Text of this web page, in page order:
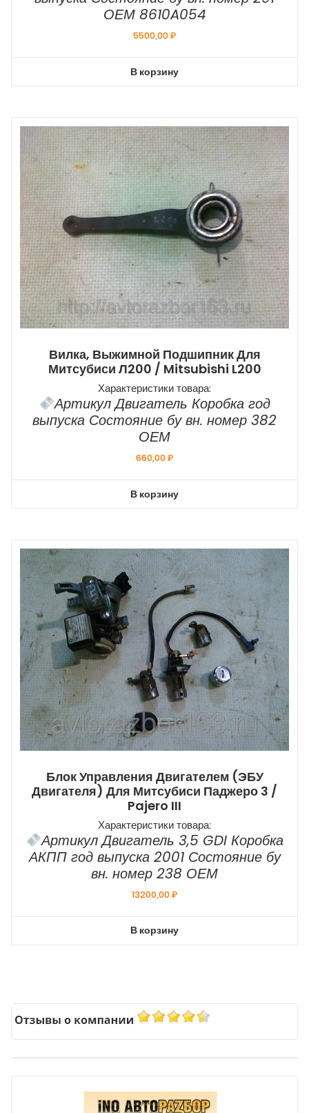
ОЕМ 8610A054
5500,00₽
В корзину
Вилка, Выжимной Подшипник Для
Митсубиси Л200 / Mitsubishi L200
Характеристики товара:
Артикул Двигатель Коробка год
выпуска Состояние бу вн. номер 382
ОЕМ
660,00₽
В корзину
Блок Управления Двигателем (ЭБУ
Двигателя) Для Митсубиси Паджеро 3 /
Pajero III
Характеристики товара:
Артикул Двигатель 3,5 GDI Коробка
АКПП год выпуска 2001 Состояние бу
вн. номер 238 ОЕМ
13200,00₽
В корзину